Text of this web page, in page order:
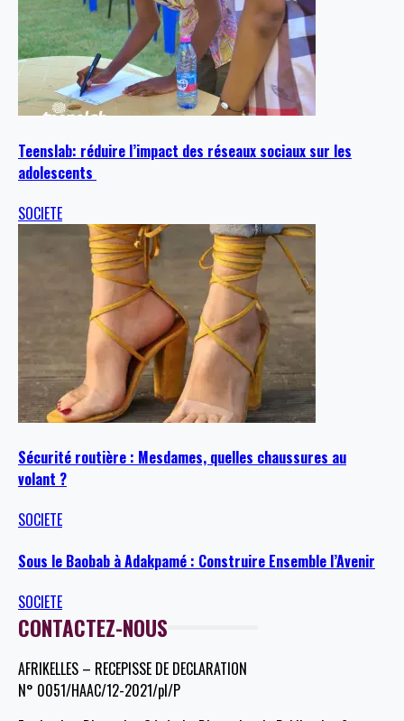
Teenslab: réduire l’impact des réseaux sociaux sur les
adolescents
SOCIETE
Sécurité routière : Mesdames, quelles chaussures au
volant ?
SOCIETE
Sous le Baobab à Adakpamé : Construire Ensemble l’Avenir
SOCIETE
CONTACTEZ-NOUS
AFRIKELLES – RECEPISSE DE DECLARATION
N° 0051/HAAC/12-2021/pl/P